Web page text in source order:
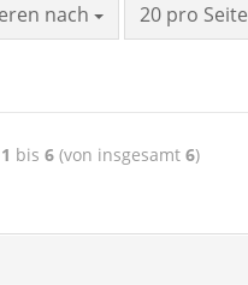
nach 20 pro Seite
1 bis 6(von insgesamt 6)